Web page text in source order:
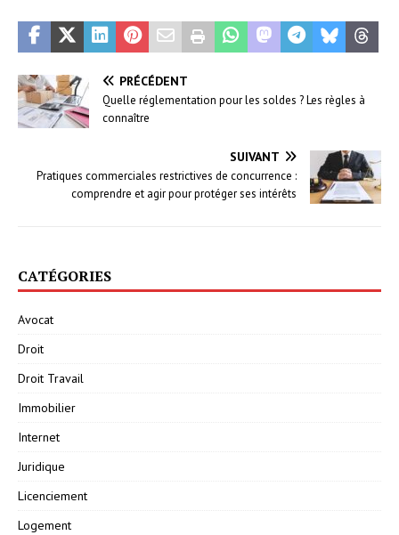
PRÉCÉDENT
Quelle réglementation pour les soldes ? Les règles à
connaître
SUIVANT
Pratiques commerciales restrictives de concurrence :
comprendre et agir pour protéger ses intérêts
CATÉGORIES
Avocat
Droit
Droit Travail
Immobilier
Internet
Juridique
Licenciement
Logement